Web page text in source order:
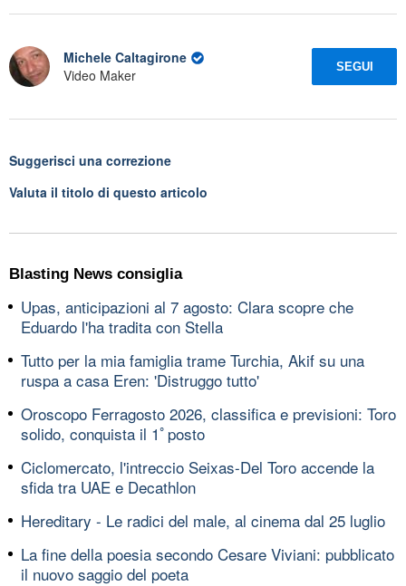
Michele Caltagirone
Video Maker
SEGUI
Suggerisci una correzione
Valuta il titolo di questo articolo
Blasting News consiglia
Upas, anticipazioni al 7 agosto: Clara scopre che
Eduardo l'ha tradita con Stella
Tutto per la mia famiglia trame Turchia, Akif su una
ruspa a casa Eren: 'Distruggo tutto'
Oroscopo Ferragosto 2026, classifica e previsioni: Toro
solido, conquista il 1ﾟposto
Ciclomercato, l'intreccio Seixas-Del Toro accende la
sfida tra UAE e Decathlon
Hereditary - Le radici del male, al cinema dal 25 luglio
La fine della poesia secondo Cesare Viviani: pubblicato
il nuovo saggio del poeta